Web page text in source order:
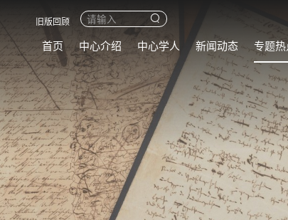
旧版回顾
首页 中心介绍 中心学人 新闻动态 专题热